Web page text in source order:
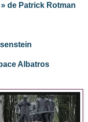
de Patrick Rotman
Albatros